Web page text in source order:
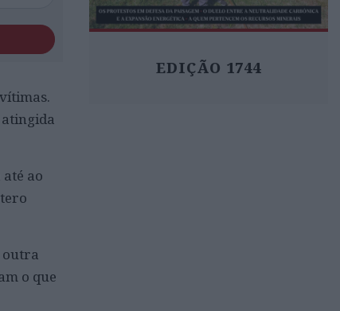
ao
outra
o que
EDIÇÃO 1744